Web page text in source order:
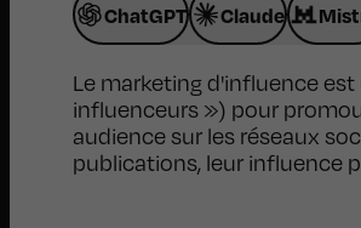
ChatGPT Claude
Le marketing d'influence
influenceurs ») pour
audience sur les réseaux
publications, leur influence